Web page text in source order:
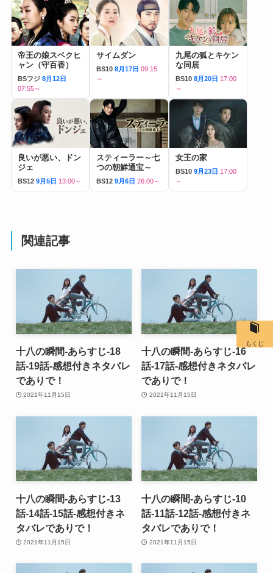
帝王の娘スベクヒ
ャン（守百香）
BSフジ 8月12日
07:55～
サイムダン
BS10 8月17日 09:15
～
九尾の狐とキケン
な同居
BS10 8月20日 17:00
～
良いが悪い、ドン
ジェ
BS12 9月5日 13:00～
スティーラー～七
つの朝鮮通宝～
BS12 9月6日 26:00～
女王の家
BS10 9月23日 17:00
～
関連記事
十八の瞬間-あらすじ-18
話-19話-感想付きネタバレ
でありで！
2021年11月15日
十八の瞬間-あらすじ-16
話-17話-感想付きネタバレ
でありで！
2021年11月15日
十八の瞬間-あらすじ-13
話-14話-15話-感想付きネ
タバレでありで！
2021年11月15日
十八の瞬間-あらすじ-10
話-11話-12話-感想付きネ
タバレでありで！
2021年11月15日
もくじ